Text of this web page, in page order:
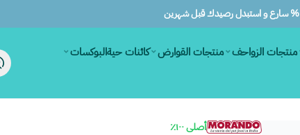
منتجات الزواحف منتجات القوارض كائنات حيةالبوكسات
أصلى ١٠٠٪